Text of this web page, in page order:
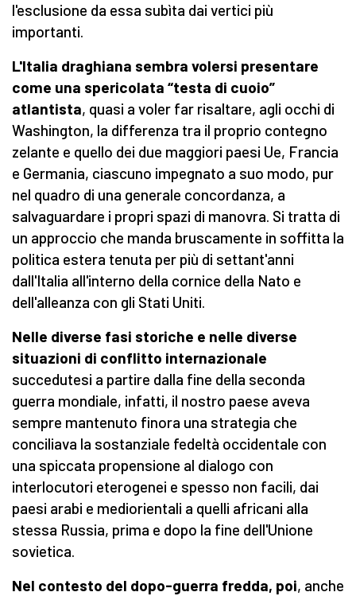
l'esclusione da essa subìta dai vertici più
importanti.
L'Italia draghiana sembra volersi presentare
come una spericolata “testa di cuoio”
atlantista, quasi a voler far risaltare, agli occhi di
Washington, la differenza tra il proprio contegno
zelante e quello dei due maggiori paesi Ue, Francia
e Germania, ciascuno impegnato a suo modo, pur
nel quadro di una generale concordanza, a
salvaguardare i propri spazi di manovra. Si tratta di
un approccio che manda bruscamente in soffitta la
politica estera tenuta per più di settant'anni
dall'Italia all'interno della cornice della Nato e
dell'alleanza con gli Stati Uniti.
Nelle diverse fasi storiche e nelle diverse
situazioni di conflitto internazionale
succedutesi a partire dalla fine della seconda
guerra mondiale, infatti, il nostro paese aveva
sempre mantenuto finora una strategia che
conciliava la sostanziale fedeltà occidentale con
una spiccata propensione al dialogo con
interlocutori eterogenei e spesso non facili, dai
paesi arabi e mediorientali a quelli africani alla
stessa Russia, prima e dopo la fine dell'Unione
sovietica.
Nel contesto del dopo-guerra fredda, poi, anche